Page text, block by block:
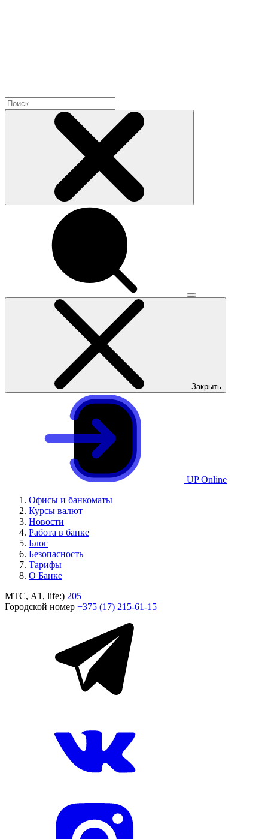
Закрыть
UP Online
Офисы и банкоматы
Курсы валют
Новости
Работа в банке
Блог
Безопасность
Тарифы
О Банке
МТС, A1, life:) 205
Городской номер +375 (17) 215-61-15